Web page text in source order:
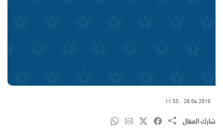
28.06.2010
11:55
شارك المقال